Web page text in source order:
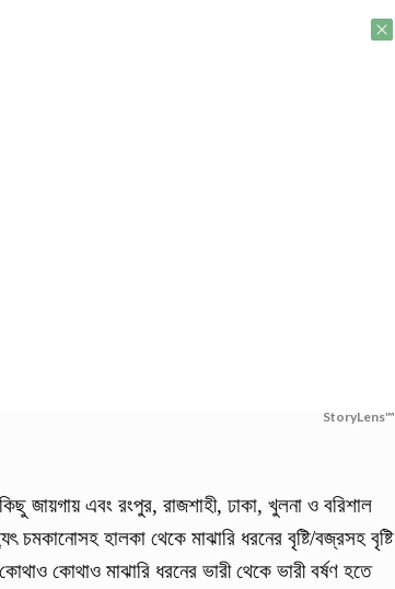
StoryLens™
জায়গায় এবং রংপুর, রাজশাহী, ঢাকা, খুলনা ও বরিশাল
হালকা থেকে মাঝারি ধরনের বৃষ্টি/বজ্রসহ বৃষ্টি
কোথাও মাঝারি ধরনের ভারী থেকে ভারী বর্ষণ হতে